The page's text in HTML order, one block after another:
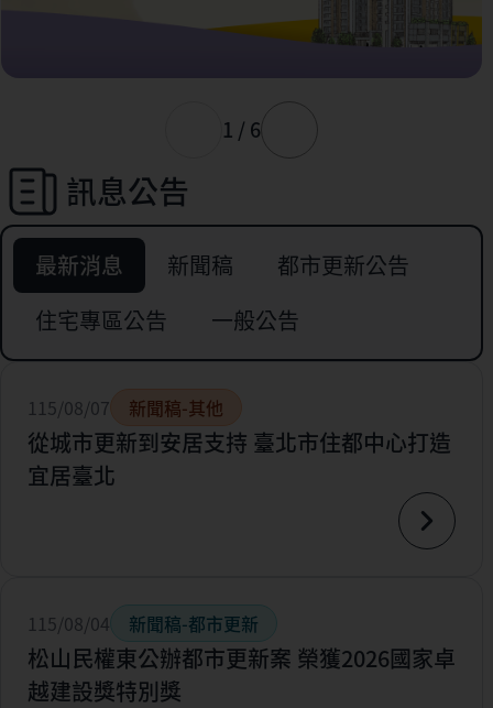
1 / 6
訊息公告
最新消息 新聞稿
都市更新公告
住宅專區公告
一般公告
115/08/07 新聞稿-其他
從城市更新到安居支持 臺北市住都中心打造
宜居臺北
115/08/04 新聞稿-都市更新
松山民權東公辦都市更新案 榮獲2026國家卓
越建設獎特別獎